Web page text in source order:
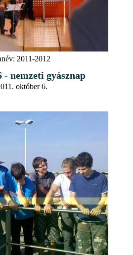
2011-2012
- nemzeti gyásznap
október 6.